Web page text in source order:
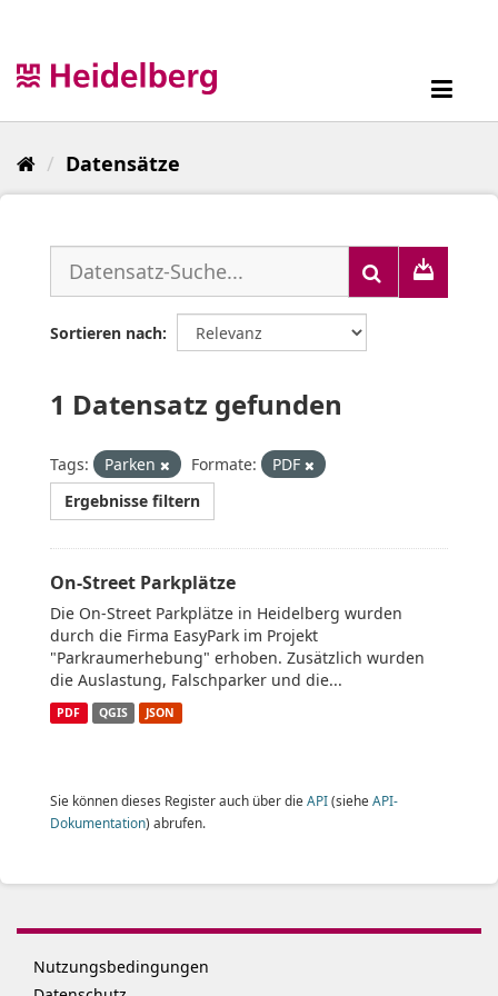
Datensätze
Sortieren nach
1 Datensatz gefunden
Tags: Parken Formate:
PDF
Ergebnisse filtern
On-Street Parkplätze
Die On-Street Parkplätze in Heidelberg wurden
durch die Firma EasyPark im Projekt
"Parkraumerhebung" erhoben. Zusätzlich wurden
die Auslastung, Falschparker und die...
PDF QGIS JSON
Sie können dieses Register auch über die API(siehe API-
Dokumentation) abrufen.
Nutzungsbedingungen